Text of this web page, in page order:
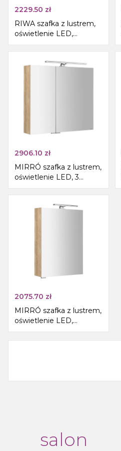
2229.50 zł
RIWA szafka z lustrem,
oświetlenie LED,
101x70x17cm, dąb
Alabama
2906.10 zł
MIRRÓ szafka z lustrem,
oświetlenie LED, 3
drzwiczki, 120x70x16cm,
dąb Alabama
2075.70 zł
MIRRÓ szafka z lustrem,
oświetlenie LED,
50x70x16cm, lewa/prawa,
dąb Alabama
salon